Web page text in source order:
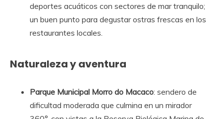
deportes acuáticos con sectores de mar tranquilo;
un buen punto para degustar ostras frescas en los
restaurantes locales.
Naturaleza y aventura
Parque Municipal Morro do Macaco: sendero de
dificultad moderada que culmina en un mirador